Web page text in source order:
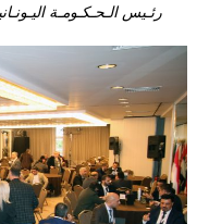
رئـيس الـحـكـومـة